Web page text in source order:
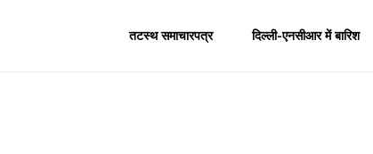
तटस्थ समाचारपत्र दिल्ली-एनसीआर में बारिश